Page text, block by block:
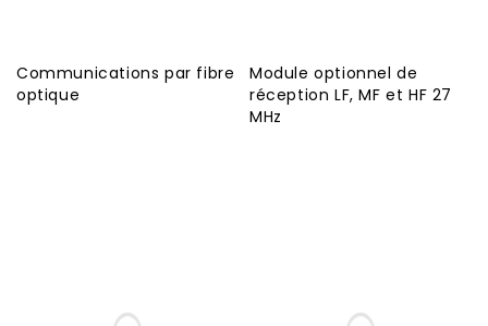
Communications par fibre
optique
Module optionnel de
réception LF, MF et HF 27
MHz